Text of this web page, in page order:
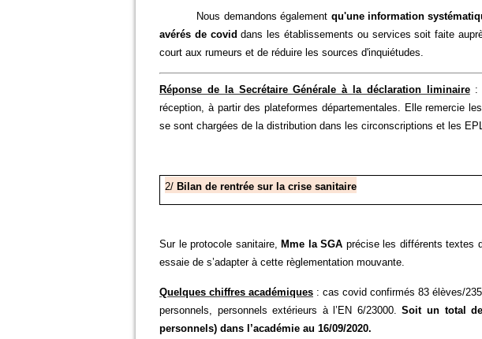
Nous demandons également qu'une information
avérés de covid dans les établissements ou services soit faite
court aux rumeurs et de réduire les sources d'inquiétudes.
Réponse de la Secrétaire Générale à la déclaration liminaire :
réception, à partir des plateformes départementales. Elle remercie
se sont chargées de la distribution dans les circonscriptions et les
2/ Bilan de rentrée sur la crise sanitaire
Sur le protocole sanitaire, Mme la SGA précise les différents textes
essaie de s’adapter à cette règlementation mouvante.
Quelques chiffres académiques : cas covid confirmés 83 élèves/
personnels, personnels extérieurs à l’EN 6/23000.Soit un total
personnels) dans l’académie au 16/09/2020.